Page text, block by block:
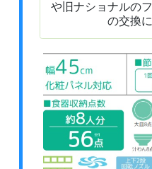
や旧ナショナルの
の交換